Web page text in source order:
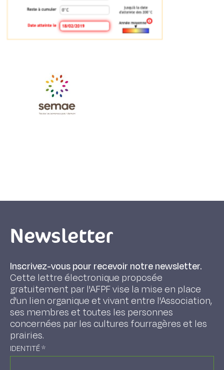
Newsletter
Inscrivez-vous pour recevoir notre newsletter.
Cette lettre électronique proposée
gratuitement par l'AFPF vise la mise en place
d'un lien organique et vivant entre l'Association,
ses membres et toutes les personnes
concernées par les cultures fourragères et les
prairies.
IDENTITÉ*